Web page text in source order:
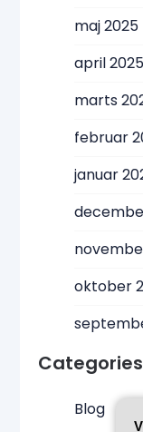
maj 2025
april 2025
marts
februar
januar
oktober
Categories
Blog